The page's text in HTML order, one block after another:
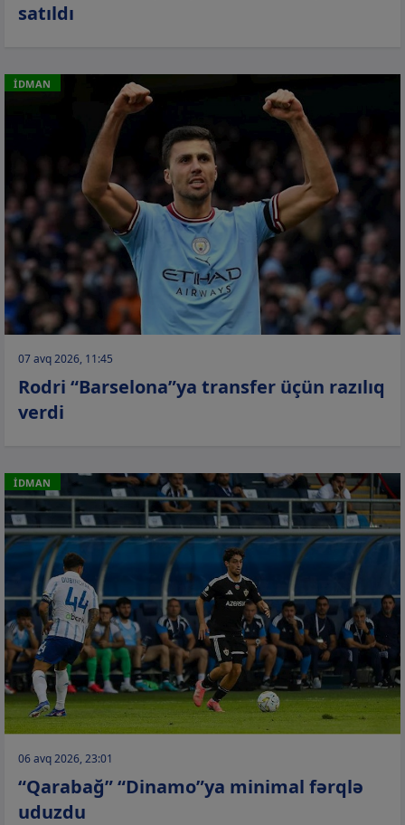
satıldı
İDMAN
07 avq 2026, 11:45
Rodri “Barselona”ya transfer üçün razılıq
verdi
İDMAN
06 avq 2026, 23:01
“Qarabağ” “Dinamo”ya minimal fərqlə
uduzdu